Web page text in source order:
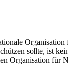
sollte, ist
Organisation für